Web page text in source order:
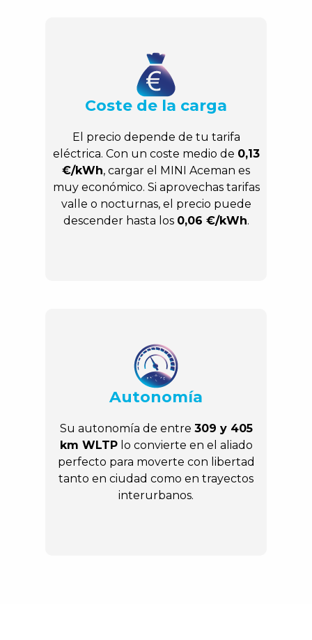
Coste de la carga
El precio depende de tu tarifa
eléctrica. Con un coste medio de 0,13
€/kWh, cargar el MINI Aceman es
muy económico. Si aprovechas tarifas
valle o nocturnas, el precio puede
descender hasta los 0,06 €/kWh.
Autonomía
Su autonomía de entre 309 y 405
km WLTPlo convierte en el aliado
perfecto para moverte con libertad
tanto en ciudad como en trayectos
interurbanos.